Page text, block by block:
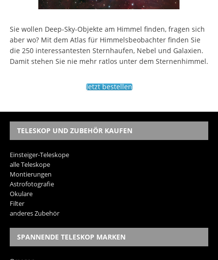
Sie wollen Deep-Sky-Objekte am Himmel finden, fragen sich
aber wo? Mit dem Atlas für Himmelsbeobachter finden Sie
die 250 interessantesten Sternhaufen, Nebel und Galaxien.
Damit stehen Sie nie mehr ratlos unter dem Sternenhimmel.
Jetzt bestellen
TELESKOP UND ZUBEHÖR KAUFEN
Einsteiger-Teleskope
alle Teleskope
Montierungen
Astrofotografie
Okulare
Filter
anderes Zubehör
SPANNENDE TELESKOP MARKEN